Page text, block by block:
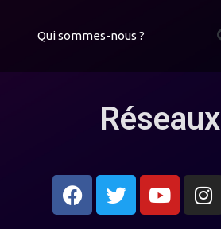
Qui sommes-nous ?
Réseaux